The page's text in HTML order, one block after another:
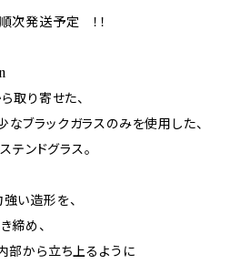
次発送予定 ！！
取り寄せた、
ブラックガラスのみを使用した、
テンドグラス。
い造形を、
締め、
部から立ち上るように